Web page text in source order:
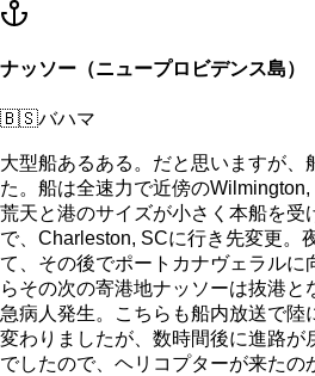
ナッソー（ニュープロビデンス島）
🇧🇸バハマ
大型船あるある。だと思いますが、
た。船は全速力で近傍のWilmington,
荒天と港のサイズが小さく本船を受
で、Charleston, SCに行き先変更。
て、その後でポートカナヴェラルに
らその次の寄港地ナッソーは抜港と
急病人発生。こちらも船内放送で陸
変わりましたが、数時間後に進路が
でしたので、ヘリコプターが来たの